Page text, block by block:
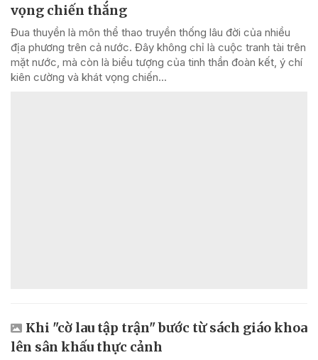
vọng chiến thắng
Đua thuyền là môn thể thao truyền thống lâu đời của nhiều
địa phương trên cả nước. Đây không chỉ là cuộc tranh tài trên
mặt nước, mà còn là biểu tượng của tinh thần đoàn kết, ý chí
kiên cường và khát vọng chiến...
Khi "cờ lau tập trận" bước từ sách giáo khoa
lên sân khấu thực cảnh